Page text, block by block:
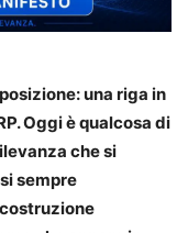
una riga in
Oggi è qualcosa di
che si
sempre